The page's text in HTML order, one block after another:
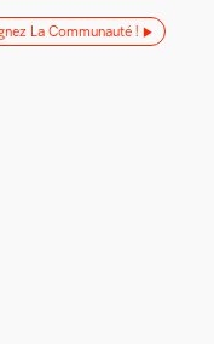
La Communauté !